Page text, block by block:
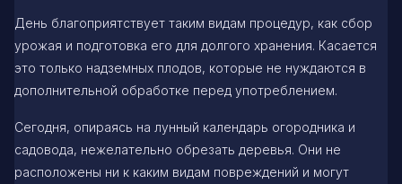
День благоприятствует таким видам процедур, как сбор
урожая и подготовка его для долгого хранения. Касается
это только надземных плодов, которые не нуждаются в
дополнительной обработке перед употреблением.
Сегодня, опираясь на лунный календарь огородника и
садовода, нежелательно обрезать деревья. Они не
расположены ни к каким видам повреждений и могут